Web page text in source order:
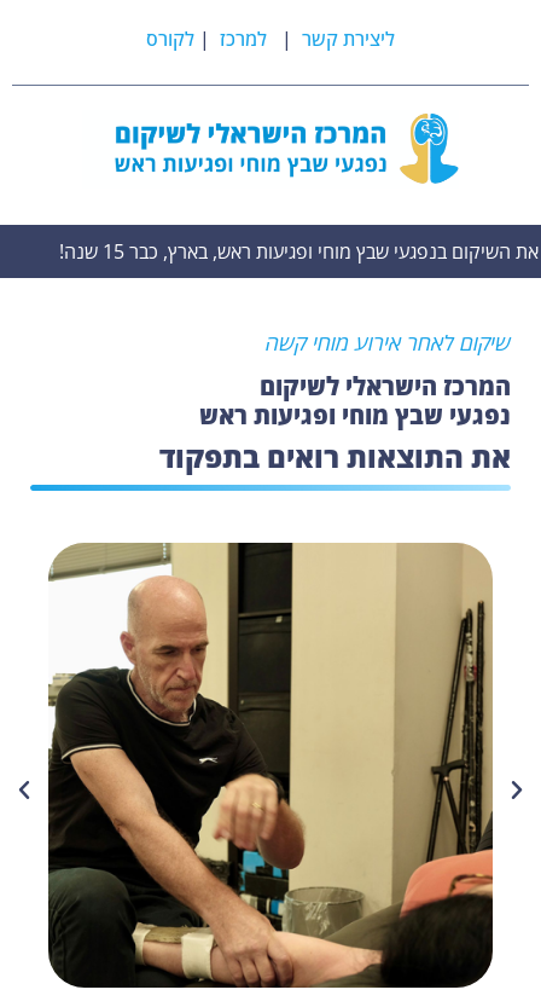
ליצירת קשר | למרכז | לקורס
מוחי ופגיעות ראש, בארץ, כבר 15 שנה! מובילים את
שיקום לאחר אירוע מוחי קשה
המרכז הישראלי לשיקום
נפגעי שבץ מוחי ופגיעות ראש
את התוצאות רואים בתפקוד